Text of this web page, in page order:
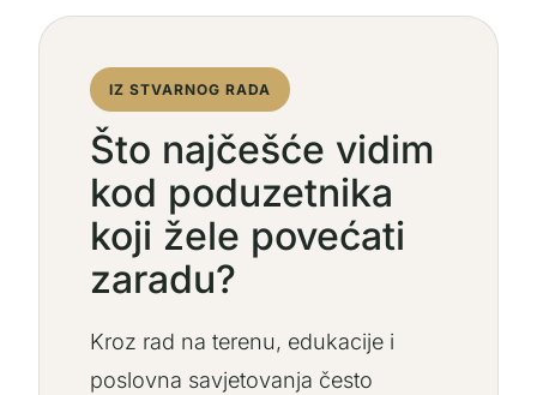
IZ STVARNOG RADA
Što najčešće vidim
kod poduzetnika
koji žele povećati
zaradu?
Kroz rad na terenu, edukacije i
poslovna savjetovanja često